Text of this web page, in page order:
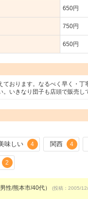
650円
750円
650円
おります。なるべく早く・
いきなり団子も店頭で販売
味しい 4 関西 4
2
性/熊本市/40代） (投稿：2005/